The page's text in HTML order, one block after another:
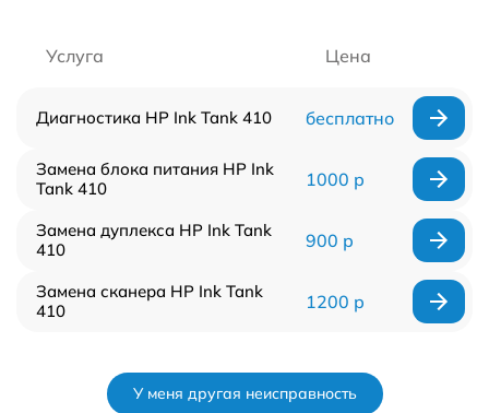
Услуга Цена
Диагностика HP Ink Tank 410 бесплатно
Замена блока питания HP Ink
Tank 410
1000 р
Замена дуплекса HP Ink Tank
410
900 р
Замена сканера HP Ink Tank
410
1200 р
У меня другая неисправность